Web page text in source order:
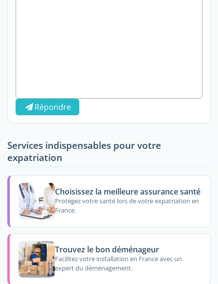
Répondre
Services indispensables pour votre
expatriation
Choisissez la meilleure assurance santé
Protégez votre santé lors de votre expatriation en
France.
Trouvez le bon déménageur
Facilitez votre installation en France avec un
expert du déménagement.